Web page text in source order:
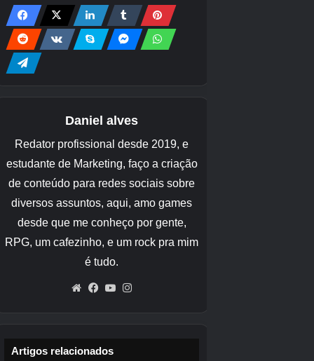
Crédito da imagem:A Companhia Pokémon
Felizmente, ao contrário dos jogos Pokémon da
linha principal, você não precisa cumprir um
requisito especial para evoluir Clobbopus em
dobrar a quantidade de doces capturados.
Você também pode ter um Clobbopus como
seu amigo Pokémon, para ganhar doces extras
passivamente enquanto joga Pokémon Go.
Clobbopus e Grapploct brilham em
Pokémon Go?
Não, Clobbopus brilhante e Grapploct
brilhante não estão em Pokémon Go no
momento em que este artigo foi escrito.
coleção, mas ainda podemos dar uma olhada